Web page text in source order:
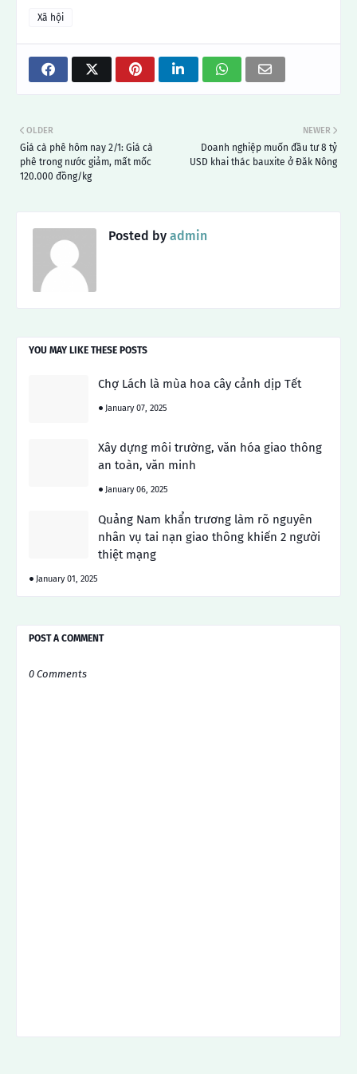
Xã hội
NEWER
Doanh nghiệp muốn đầu tư 8 tỷ
USD khai thác bauxite ở Đăk Nông
OLDER
Giá cà phê hôm nay 2/1: Giá cà
phê trong nước giảm, mất mốc
120.000 đồng/kg
Posted by admin
YOU MAY LIKE THESE POSTS
Chợ Lách là mùa hoa cây cảnh dịp Tết
January 07, 2025
Xây dựng môi trường, văn hóa giao thông
an toàn, văn minh
January 06, 2025
Quảng Nam khẩn trương làm rõ nguyên
nhân vụ tai nạn giao thông khiến 2 người
thiệt mạng
January 01, 2025
POST A COMMENT
0 Comments